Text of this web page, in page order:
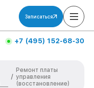
Записаться
+7 (495) 152-68-30
/
Ремонт платы
управления
(восстановление)